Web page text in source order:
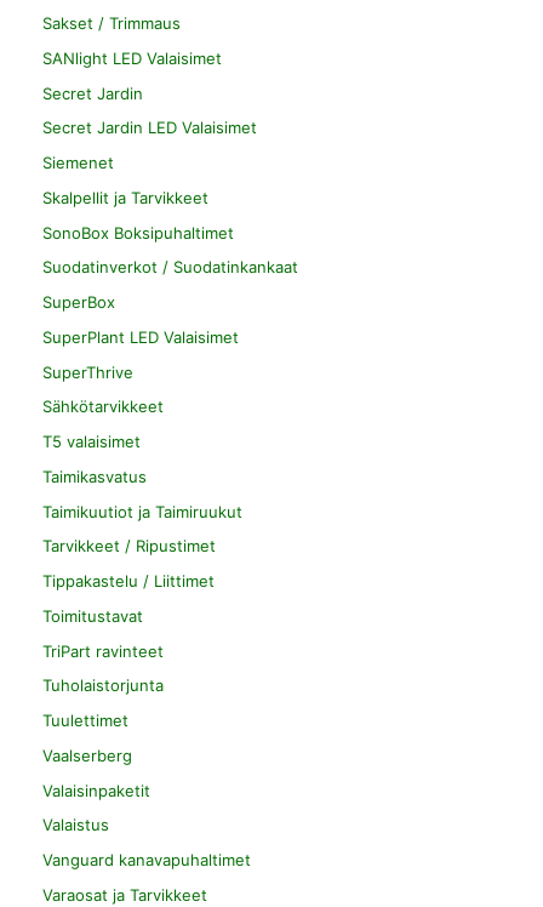
Sakset / Trimmaus
SANlight LED Valaisimet
Secret Jardin
Secret Jardin LED Valaisimet
Siemenet
Skalpellit ja Tarvikkeet
SonoBox Boksipuhaltimet
Suodatinverkot / Suodatinkankaat
SuperBox
SuperPlant LED Valaisimet
SuperThrive
Sähkötarvikkeet
T5 valaisimet
Taimikasvatus
Taimikuutiot ja Taimiruukut
Tarvikkeet / Ripustimet
Tippakastelu / Liittimet
Toimitustavat
TriPart ravinteet
Tuholaistorjunta
Tuulettimet
Vaalserberg
Valaisinpaketit
Valaistus
Vanguard kanavapuhaltimet
Varaosat ja Tarvikkeet